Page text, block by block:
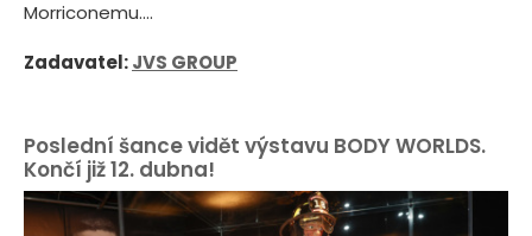
Morriconemu....
Zadavatel:JVS GROUP
Poslední šance vidět výstavu BODY WORLDS.
Končí již 12. dubna!